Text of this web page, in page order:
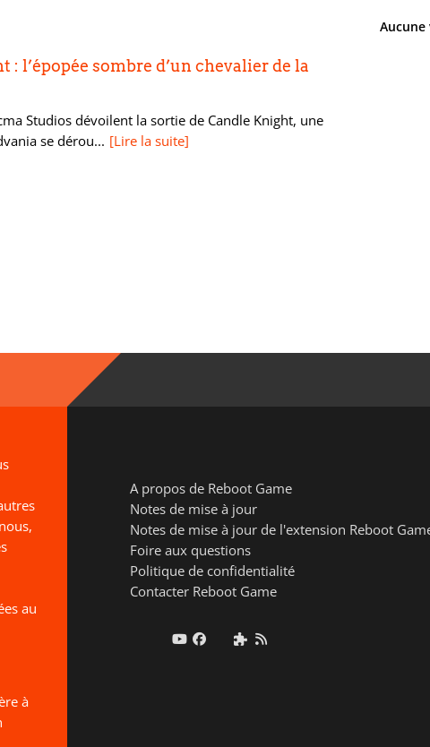
: l’épopée sombre d’un chevalier de la
Studios dévoilent la sortie de Candle Knight, une
se dérou... [Lire la suite]
au
à
A propos de Reboot Game
Notes de mise à jour
Notes de mise à jour de l'extension Reboot
Foire aux questions
Politique de confidentialité
Contacter Reboot Game